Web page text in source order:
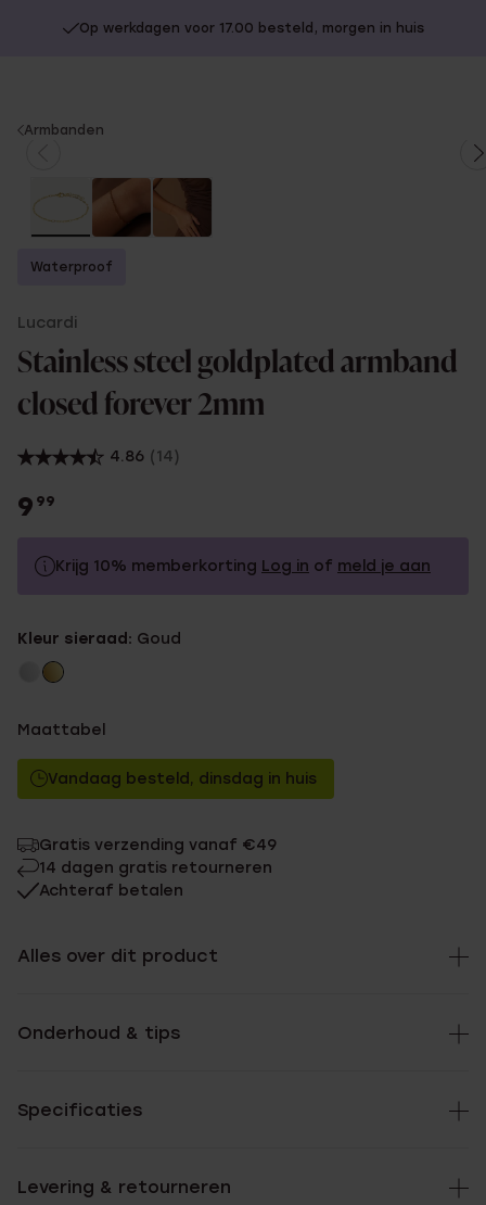
Op werkdagen voor 17.00 besteld, morgen in huis
You
Armbanden
Waterproof
Lucardi
Stainless steel goldplated armband
closed forever 2mm
4.86 (14)
9 99
Krijg 10% memberkorting Log in of meld je aan
Zonder memberkorting
Kleur sieraad: Goud
Maattabel
Vandaag besteld, dinsdag in huis
Gratis verzending vanaf €49
14 dagen gratis retourneren
Achteraf betalen
Alles over dit product
Onderhoud & tips
Specificaties
Levering & retourneren